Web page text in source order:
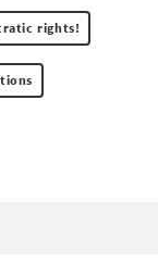
rights!